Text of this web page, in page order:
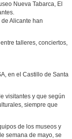
Nueva Tabarca, El
Alicante han
talleres, conciertos,
en el Castillo de Santa
visitantes y que según
siempre que
de los museos y
semana de mayo, se